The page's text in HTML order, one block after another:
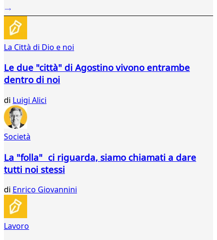
La Città di Dio e noi
Le due "città" di Agostino vivono entrambe
dentro di noi
di Luigi Alici
Società
La "folla" ci riguarda, siamo chiamati a dare
tutti noi stessi
di Enrico Giovannini
Lavoro